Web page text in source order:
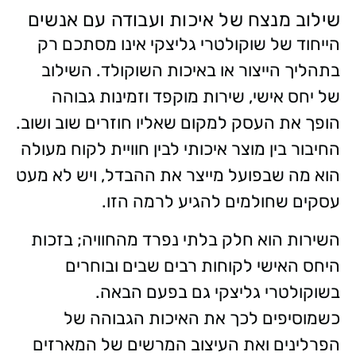
שילוב מנצח של איכות ועבודה עם אנשים
הייחוד של שוקולטרי גליצקי אינו מסתכם רק
בתהליך הייצור או באיכות השוקולד. השילוב
של יחס אישי, שירות מוקפד וזמינות גבוהה
הופך את העסק למקום שאליו חוזרים שוב ושוב.
החיבור בין מוצר איכותי לבין חוויית לקוח מעולה
הוא מה שבפועל מייצר את ההבדל, ויש לא מעט
עסקים שחולמים להגיע לרמה הזו.
השירות הוא חלק בלתי נפרד מהחוויה; בזכות
היחס האישי לקוחות רבים שבים ובוחרים
בשוקולטרי גליצקי גם בפעם הבאה.
כשמוסיפים לכך את האיכות הגבוהה של
הפרלינים ואת העיצוב המרשים של המארזים